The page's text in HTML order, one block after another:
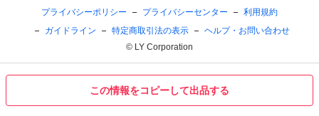
この情報をコピーして出品する
プライバシーポリシー プライバシーセンター
利用規約
ガイドライン
特定商取引法の表示
ヘルプ・お問い合わせ
© LY Corporation